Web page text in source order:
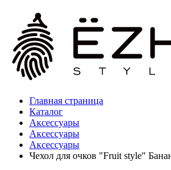
Главная страница
Каталог
Аксессуары
Аксессуары
Аксессуары
Чехол для очков "Fruit style"